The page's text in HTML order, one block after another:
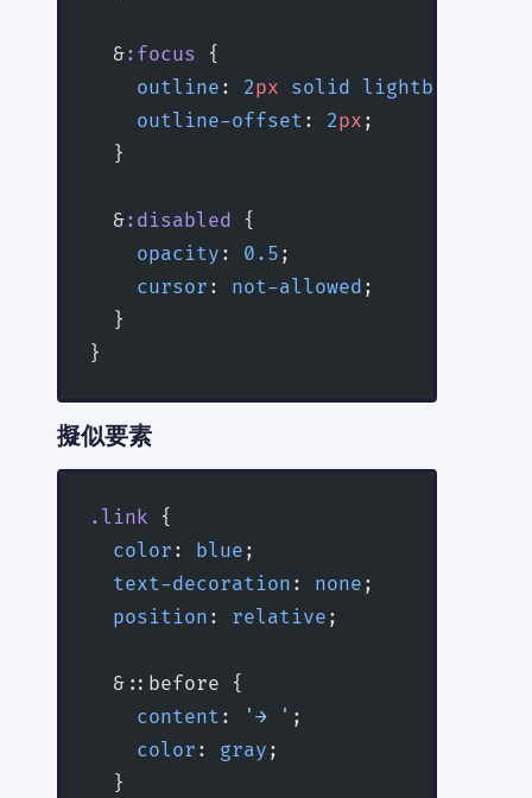
  &
:focus {
    outline
: 2px solid lightblue
    outline-offset
: 2px ;
  }
  &
:disabled {
    opacity
: 0.5 ;
    cursor
: not-allowed ;
  }
}
擬似要素
.link {
  color
: blue ;
  text-decoration
: none ;
  position
: relative ;
  &::before {
    content
: '→ ' ;
    color
: gray ;
  }